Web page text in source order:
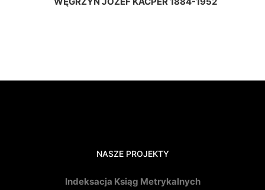
NASZE PROJEKTY
Indeksacja Ksiąg Metrykalnych